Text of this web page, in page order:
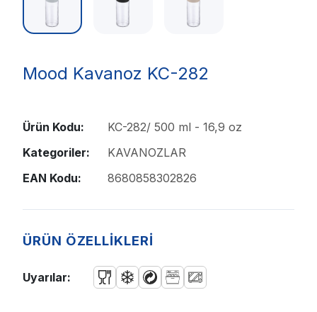
Mood Kavanoz KC-282
Ürün Kodu:
KC-282/ 500 ml - 16,9 oz
Kategoriler:
KAVANOZLAR
EAN Kodu:
8680858302826
ÜRÜN ÖZELLİKLERİ
Uyarılar: